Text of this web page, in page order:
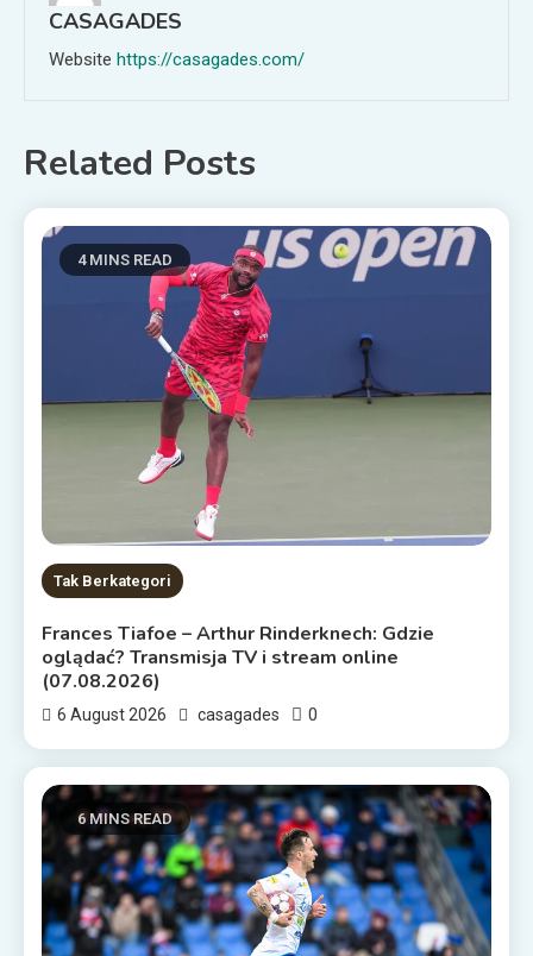
CASAGADES
Website https://casagades.com/
Related Posts
4 MINS READ
Tak Berkategori
Frances Tiafoe – Arthur Rinderknech: Gdzie
oglądać? Transmisja TV i stream online
(07.08.2026)
6 August 2026 casagades 0
6 MINS READ